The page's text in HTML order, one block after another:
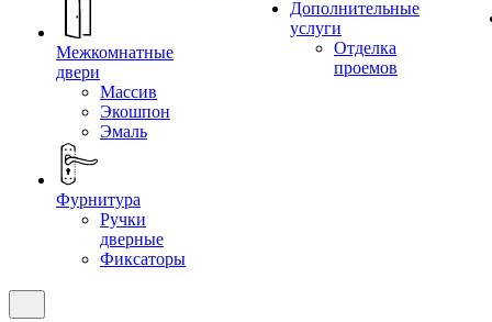
Межкомнатные
двери
Массив
Экошпон
Эмаль
Фурнитура
Ручки
дверные
Фиксаторы
Дополнительные
услуги
Отделка
проемов